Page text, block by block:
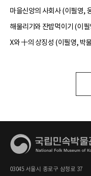
마을신앙의 사회사 (이필영,
해물리기와 잔밥먹이기 (이
X와 十의 상징성 (이필영, 박
03045 서울시 종로구 삼청로 37